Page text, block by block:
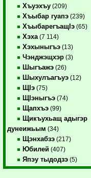
Хъуэхъу (209)
Хъыбар гуапэ (239)
ХъыбарегъащIэ (65)
Хэха (7 114)
Хэхыныгъэ (13)
Чэнджэщхэр (3)
Шыгъажэ (26)
Шыхулъагъуэ (12)
ЩIэ (75)
ЩIэныгъэ (74)
Щапхъэ (99)
Щикъухьащ адыгэр
дунеижьым (34)
Щэнхабзэ (217)
Юбилей (407)
Япэу тыдодзэ (5)